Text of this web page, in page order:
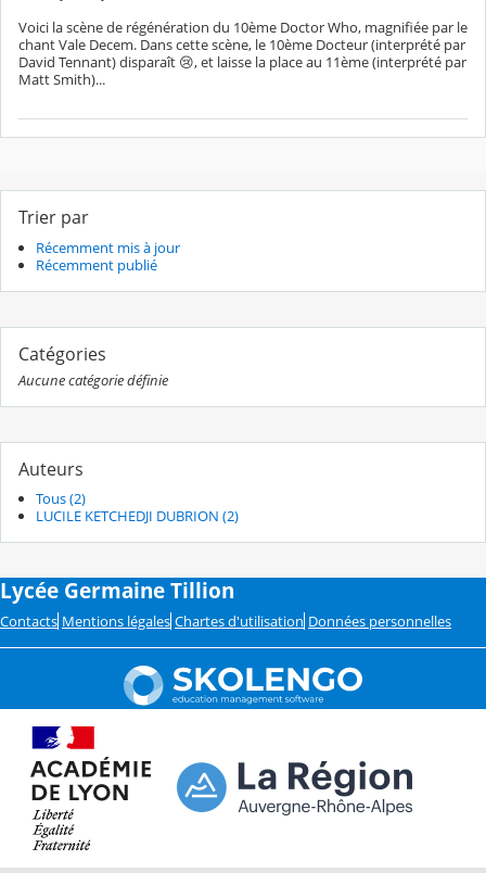
Voici la scène de régénération du 10ème Doctor Who, magnifiée par le
chant Vale Decem. Dans cette scène, le 10ème Docteur (interprété par
David Tennant) disparaît 😢, et laisse la place au 11ème (interprété par
Matt Smith)...
Trier par
Récemment mis à jour
Récemment publié
Catégories
Aucune catégorie définie
Auteurs
Tous (2)
LUCILE KETCHEDJI DUBRION (2)
Lycée Germaine Tillion
Contacts Mentions légales Chartes d'utilisation Données personnelles